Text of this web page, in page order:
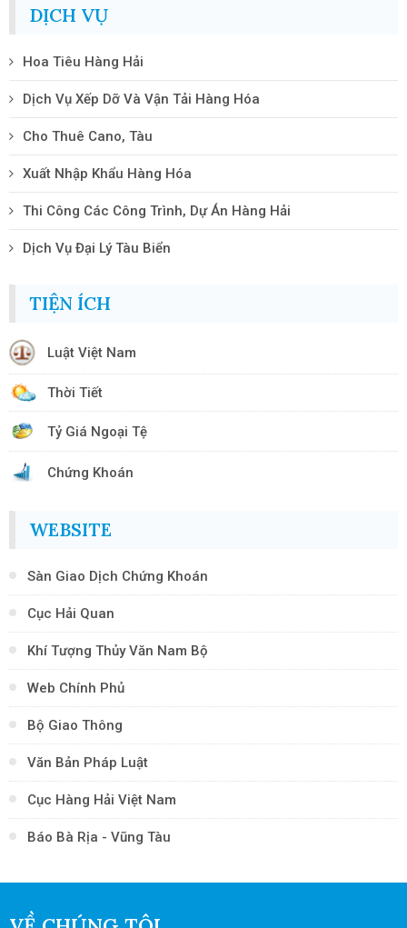
DỊCH VỤ
Hoa Tiêu Hàng Hải
Dịch Vụ Xếp Dỡ Và Vận Tải Hàng Hóa
Cho Thuê Cano, Tàu
Xuất Nhập Khẩu Hàng Hóa
Thi Công Các Công Trình, Dự Án Hàng Hải
Dịch Vụ Đại Lý Tàu Biển
TIỆN ÍCH
Luật Việt Nam
Thời Tiết
Tỷ Giá Ngoại Tệ
Chứng Khoán
WEBSITE
Sàn Giao Dịch Chứng Khoán
Cục Hải Quan
Khí Tượng Thủy Văn Nam Bộ
Web Chính Phủ
Bộ Giao Thông
Văn Bản Pháp Luật
Cục Hàng Hải Việt Nam
Báo Bà Rịa - Vũng Tàu